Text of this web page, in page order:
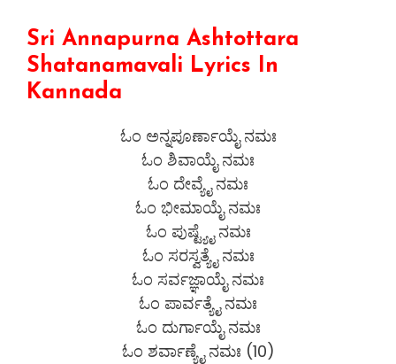
Sri Annapurna Ashtottara
Shatanamavali Lyrics In
Kannada
ಓಂ ಅನ್ನಪೂರ್ಣಾಯೈ ನಮಃ
ಓಂ ಶಿವಾಯೈ ನಮಃ
ಓಂ ದೇವ್ಯೈ ನಮಃ
ಓಂ ಭೀಮಾಯೈ ನಮಃ
ಓಂ ಪುಷ್ಟ್ಯೈ ನಮಃ
ಓಂ ಸರಸ್ವತ್ಯೈ ನಮಃ
ಓಂ ಸರ್ವಜ್ಞಾಯೈ ನಮಃ
ಓಂ ಪಾರ್ವತ್ಯೈ ನಮಃ
ಓಂ ದುರ್ಗಾಯೈ ನಮಃ
ಓಂ ಶರ್ವಾಣ್ಯೈ ನಮಃ (10)